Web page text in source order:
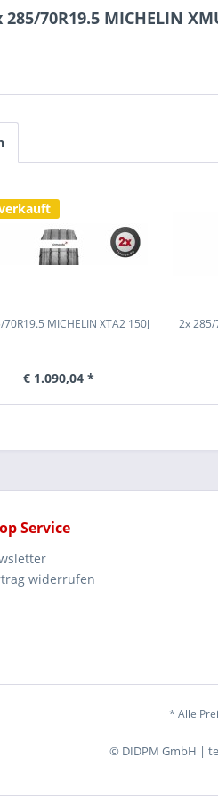
70R19.5 MICHELIN
MICHELIN XTA2 150J
€ 1.090,04 *
2x 285/
Service
widerrufen
* Alle
© DIDPM GmbH |